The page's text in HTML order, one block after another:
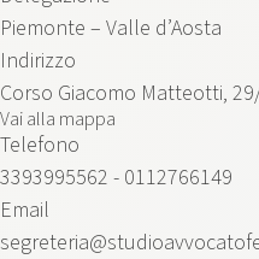
Piemonte – Valle d’Aosta
Indirizzo
Corso Giacomo Matteotti,
Vai alla mappa
Telefono
3393995562 - 0112766149
Email